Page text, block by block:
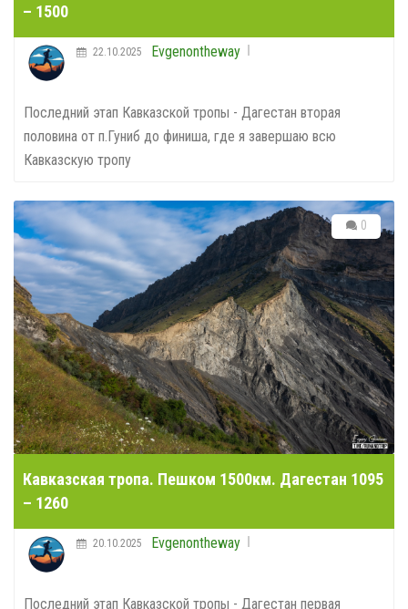
– 1500
Evgenontheway
22.10.2025
Последний этап Кавказской тропы - Дагестан вторая
половина от п.Гуниб до финиша, где я завершаю всю
Кавказскую тропу
0
Кавказская тропа. Пешком 1500км. Дагестан 1095
– 1260
Evgenontheway
20.10.2025
Последний этап Кавказской тропы - Дагестан первая